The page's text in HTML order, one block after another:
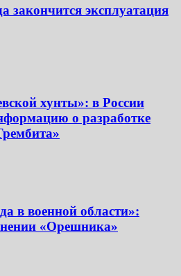
закончится эксплуатация
хунты»: в России
о разработке
в военной области»:
«Орешника»